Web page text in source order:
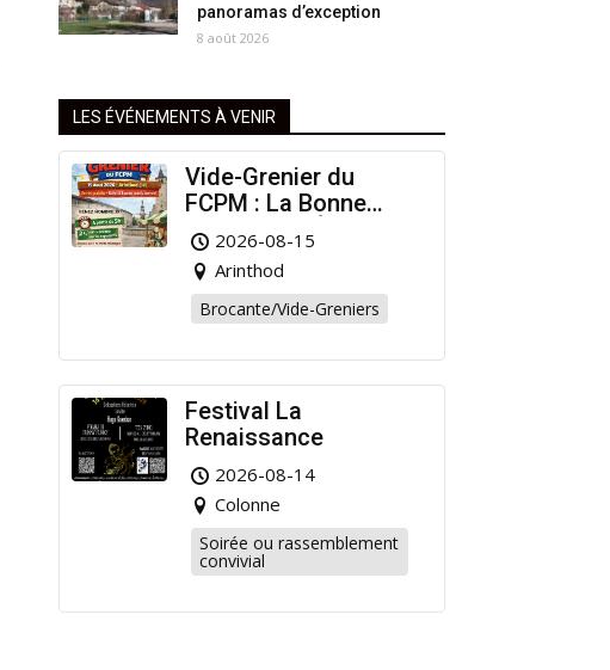
panoramas d’exception
8 août 2026
LES ÉVÉNEMENTS À VENIR
Vide-Grenier du
FCPM : La Bonne
Affaire de l’Été à
Arinthod !
2026-08-15
Arinthod
Brocante/Vide-Greniers
Festival La
Renaissance
2026-08-14
Colonne
Soirée ou rassemblement
convivial